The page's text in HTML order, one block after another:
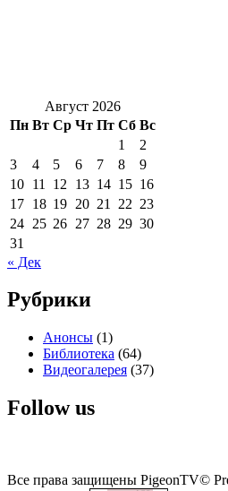
Август 2026
Пн Вт Ср Чт Пт Сб Вс
1
2
3
4 5 6 7 8
9
10 11 12 13 14 15 16
17 18 19 20 21 22 23
24 25 26 27 28 29 30
31
« Дек
Рубрики
Анонсы (1)
Библиотека (64)
Видеогалерея (37)
Follow us
Все права защищены PigeonTV©